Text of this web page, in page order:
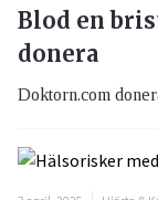
Blod en
donera
Doktorn.com